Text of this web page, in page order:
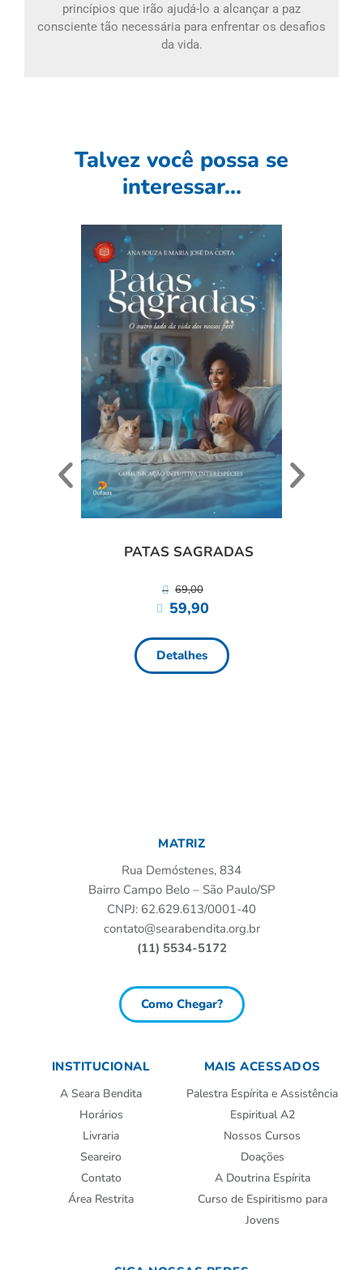
princípios que irão ajudá-lo a alcançar a paz
consciente tão necessária para enfrentar os desafios
da vida.
Talvez você possa se
interessar...
PATAS SAGRADAS
69,00
59,90
Detalhes
MATRIZ
Rua Demóstenes, 834
Bairro Campo Belo – São Paulo/SP
CNPJ: 62.629.613/0001-40
contato@searabendita.org.br
(11) 5534-5172
Como Chegar?
INSTITUCIONAL
A Seara Bendita
Horários
Livraria
Seareiro
Contato
Área Restrita
MAIS ACESSADOS
Palestra Espírita e Assistência
Espiritual A2
Nossos Cursos
Doações
A Doutrina Espírita
Curso de Espiritismo para
Jovens